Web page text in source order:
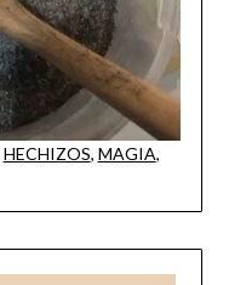
HECHIZOS, MAGIA,